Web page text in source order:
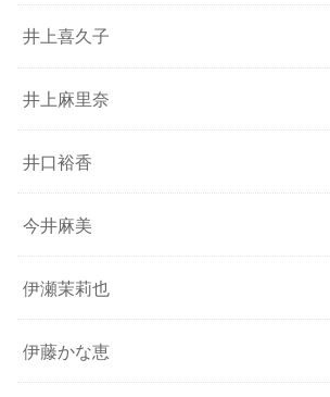
井上喜久子
井上麻里奈
井口裕香
今井麻美
伊瀬茉莉也
伊藤かな恵